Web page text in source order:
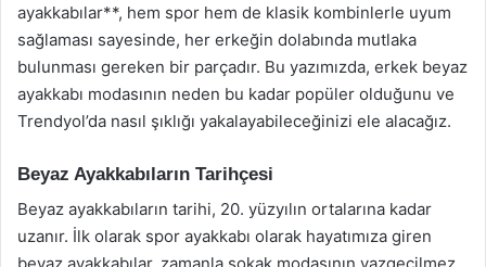
ayakkabılar**, hem spor hem de klasik kombinlerle uyum
sağlaması sayesinde, her erkeğin dolabında mutlaka
bulunması gereken bir parçadır. Bu yazımızda, erkek beyaz
ayakkabı modasının neden bu kadar popüler olduğunu ve
Trendyol’da nasıl şıklığı yakalayabileceğinizi ele alacağız.
Beyaz Ayakkabıların Tarihçesi
Beyaz ayakkabıların tarihi, 20. yüzyılın ortalarına kadar
uzanır. İlk olarak spor ayakkabı olarak hayatımıza giren